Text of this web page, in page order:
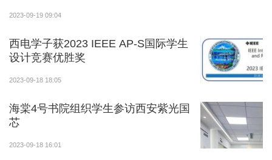
省委教育工委、省教育厅总会计师刘宏恩讲话
校党委副书记吕建荣致辞
2023-09-19 09:04
西电学子获2023 IEEE AP-S国际学生
设计竞赛优胜奖
2023-09-18 18:05
海棠4号书院组织学生参访西安紫光国
芯
2023-09-18 16:01